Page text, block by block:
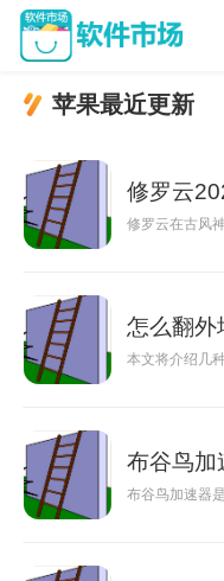
苹果最近更新
修罗云
修罗云在古风
怎么翻外
本文将介绍几
布谷鸟加
布谷鸟加速器